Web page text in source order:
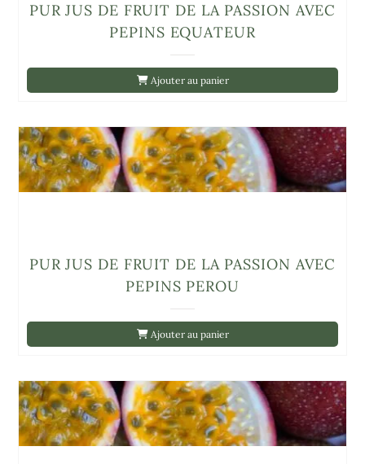
Ajouter au panier
PUR JUS DE FRUIT DE LA PASSION AVEC
PEPINS EQUATEUR
Ajouter au panier
PUR JUS DE FRUIT DE LA PASSION AVEC
PEPINS PEROU